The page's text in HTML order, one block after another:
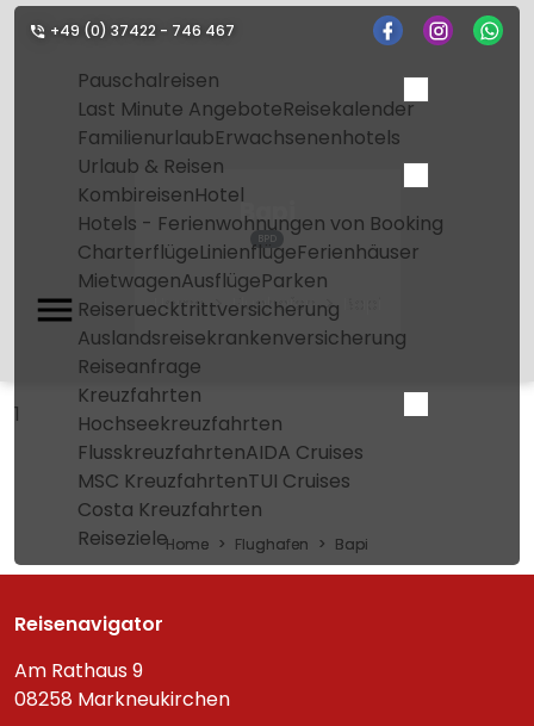
+49 (0) 37422 - 746 467
Pauschalreisen
Last Minute AngeboteReisekalender
FamilienurlaubErwachsenenhotels
Urlaub & Reisen
KombireisenHotel
Hotels - Ferienwohnungen von Booking
CharterflügeLinienflügeFerienhäuser
MietwagenAusflügeParken
Reiseruecktrittversicherung
Auslandsreisekrankenversicherung
Reiseanfrage
Kreuzfahrten
Hochseekreuzfahrten
FlusskreuzfahrtenAIDA Cruises
MSC KreuzfahrtenTUI Cruises
Costa Kreuzfahrten
Reiseziele
Bapi
BPD
Home Flughafen
1
Home Flughafen Bapi
Reisenavigator
Am Rathaus 9
08258 Markneukirchen